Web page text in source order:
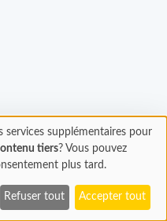
supplémentaires pour
tiers? Vous pouvez
plus tard.
Refuser tout Accepter tout